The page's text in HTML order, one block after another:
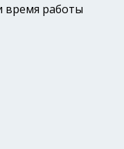
время работы